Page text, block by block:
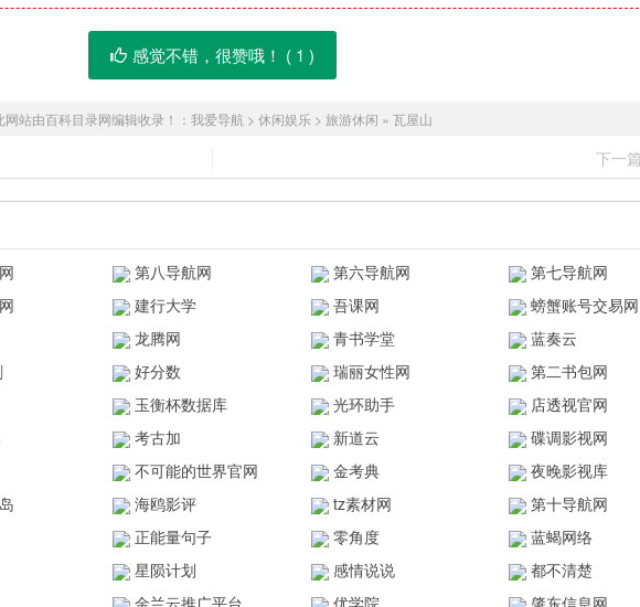
感觉不错，很赞哦！ ( 1 )
网站由百科目录网编辑收录！： 我爱导航 > 休闲娱乐> 旅游休闲 » 瓦屋山
下一
第八导航网 第六导航网
第七导航网
建行大学 吾课网
螃蟹账号交易网
龙腾网 青书学堂
蓝奏云
好分数 瑞丽女性网
第二书包网
玉衡杯数据库 光环助手
店透视官网
考古加 新道云
碟调影视网
不可能的世界官网 金考典
夜晚影视库
海鸥影评 tz素材网
第十导航网
正能量句子 零角度
蓝蝎网络
星陨计划 感情说说
都不清楚